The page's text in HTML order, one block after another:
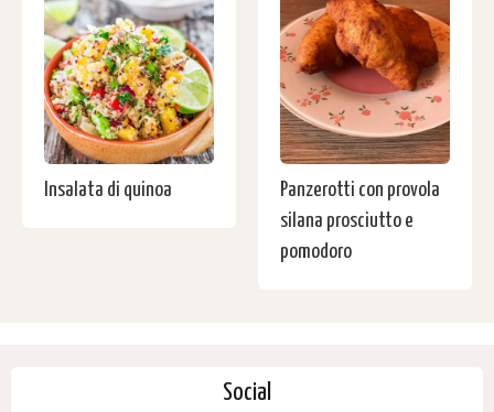
Insalata di quinoa
Panzerotti con provola
silana prosciutto e
pomodoro
Social